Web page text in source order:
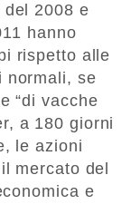
2008 e
hanno
rispetto alle
normali, se
“di vacche
a 180 giorni
le azioni
mercato del
e